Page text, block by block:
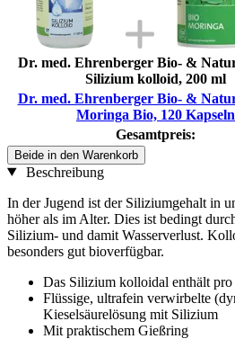
Dr. med. Ehrenberger Bio- &
Silizium kolloid, 200 ml
Dr. med. Ehrenberger Bio- &
Moringa Bio, 120 Kapseln
Gesamtpreis:
Beide in den Warenkorb
Beschreibung
In der Jugend ist der Siliziumgehalt in
höher als im Alter. Dies ist bedingt
Silizium- und damit Wasserverlust.
besonders gut bioverfügbar.
Das Silizium kolloidal enthält
Flüssige, ultrafein verwirbelte
Kieselsäurelösung mit Silizium
Mit praktischem Gießring